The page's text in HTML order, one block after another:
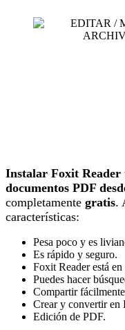
Instalar Foxit Reader
documentos PDF
completamente gratis.
características:
Pesa poco y es
Es rápido y seguro.
Foxit Reader está
Puedes hacer
Compartir
Crear y convertir en
Edición de PDF.